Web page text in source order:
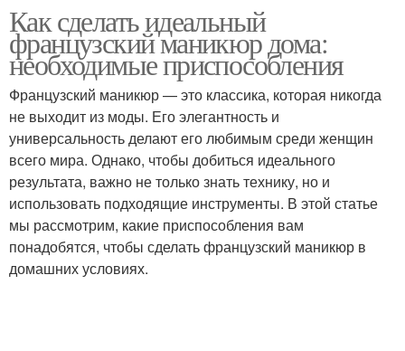
Как сделать идеальный
французский маникюр дома:
необходимые приспособления
Французский маникюр — это классика, которая никогда
не выходит из моды. Его элегантность и
универсальность делают его любимым среди женщин
всего мира. Однако, чтобы добиться идеального
результата, важно не только знать технику, но и
использовать подходящие инструменты. В этой статье
мы рассмотрим, какие приспособления вам
понадобятся, чтобы сделать французский маникюр в
домашних условиях.